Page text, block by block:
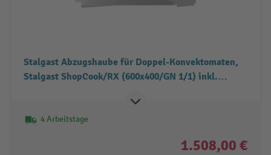
Stalgast Abzugshaube für Doppel-Konvektomaten,
Stalgast ShopCook/RX (600x400/GN 1/1) inkl.
4 Arbeitstage
1.508,00 €